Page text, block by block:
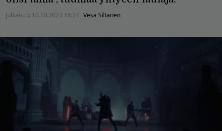
Julkaistu: 10.10.2023 18:27 Vesa Siltanen